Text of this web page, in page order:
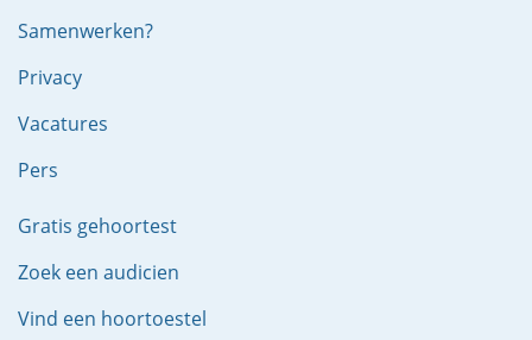
Samenwerken?
Privacy
Vacatures
Pers
Gratis gehoortest
Zoek een audicien
Vind een hoortoestel